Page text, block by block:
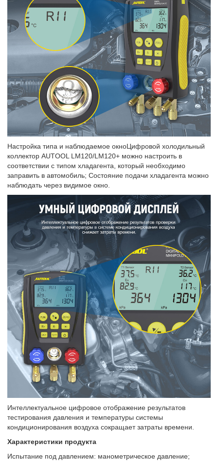
Настройка типа и наблюдаемое окноЦифровой холодильный
коллектор AUTOOL LM120/LM120+ можно настроить в
соответствии с типом хладагента, который необходимо
заправить в автомобиль; Состояние подачи хладагента можно
наблюдать через видимое окно.
Интеллектуальное цифровое отображение результатов
тестирования давления и температуры системы
кондиционирования воздуха сокращает затраты времени.
Характеристики продукта
Испытание под давлением: манометрическое давление;